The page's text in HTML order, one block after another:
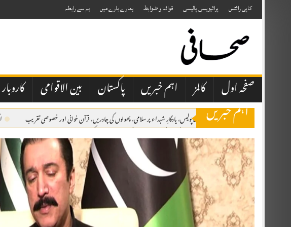
to
content
کاپی رائٹس پرائیویسی پالیسی قوائد و ضوابط ہمارے بارے میں ہم سے رابطہ
صفحہ اول کالمز اہم خبریں پاکستان بین الاقوامی کاروبار
اہم خبریں
اٹک میں یومِ شہدائے پولیس، یادگارِ شہداء پر سلامی، پھولوں کی چادریں، قرآن خوانی اور خصوصی تقریب
برسلز: مسئلہ کشمیر کو عالمی سطح پر اجاگر کرتے رہیں گے، یومِ استحصال کشمیر کانفرنس میں مقررین کا عزم